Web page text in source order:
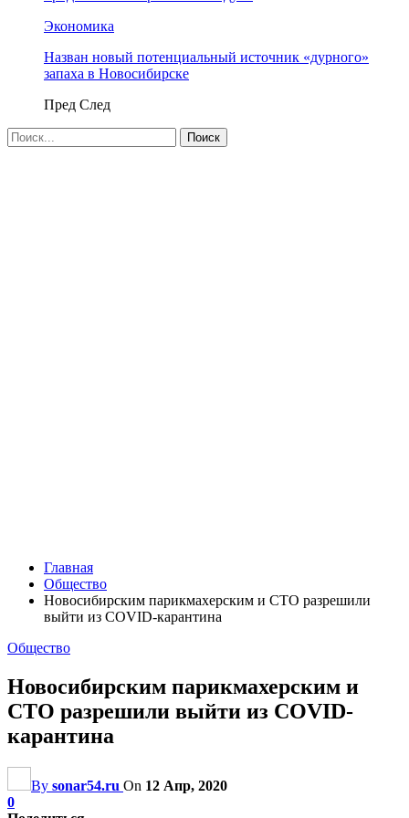
Экономика
Назван новый потенциальный источник «дурного»
запаха в Новосибирске
Пред След
Главная
Общество
Новосибирским парикмахерским и СТО разрешили
выйти из COVID-карантина
Общество
Новосибирским парикмахерским и
СТО разрешили выйти из COVID-
карантина
By sonar54.ru On 12 Апр, 2020
0